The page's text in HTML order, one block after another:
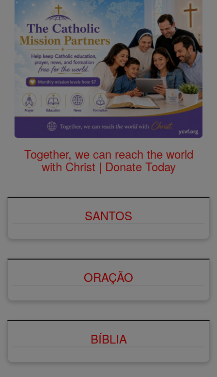
Together, we can reach the world
with Christ | Donate Today
SANTOS
ORAÇÃO
BÍBLIA